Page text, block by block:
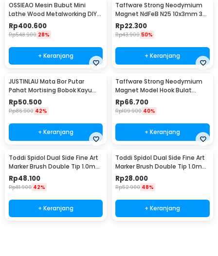
OSSIEAO Mesin Bubut Mini
Lathe Wood Metalworking DIY
80W - HS001
Rp400.600
Rp548.900 28%
+ Keranjang
Taffware Strong Neodymium
Magnet NdFeB N25 10x3mm 30
PCS - D21
Rp22.300
Rp43.900 50%
+ Keranjang
JUSTINLAU Mata Bor Putar
Pahat Mortising Bobok Kayu
HSS 16mm - FKB16
Rp50.500
Rp86.900 42%
+ Keranjang
Taffware Strong Neodymium
Magnet Model Hook Bulat
48mm 80kg - LNM48-3
Rp66.700
Rp109.900 40%
+ Keranjang
Toddi Spidol Dual Side Fine Art
Marker Brush Double Tip 1.0mm
6.0mm 48 Warna - CY-006
Rp48.100
Rp81.900 42%
+ Keranjang
Toddi Spidol Dual Side Fine Art
Marker Brush Double Tip 1.0mm
6.0mm 24 Warna - CY-006
Rp28.000
Rp52.900 48%
+ Keranjang